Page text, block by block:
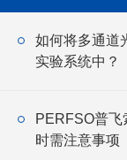
如何将多通道
实验系统中？
PERFSO普飞
时需注意事项